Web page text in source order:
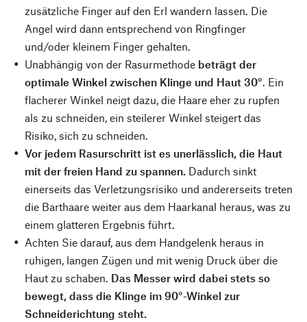
zusätzliche Finger auf den Erl wandern lassen. Die
Angel wird dann entsprechend von Ringfinger
und/oder kleinem Finger gehalten.
Unabhängig von der Rasurmethode beträgt der
optimale Winkel zwischen Klinge und Haut 30° . Ein
flacherer Winkel neigt dazu, die Haare eher zu rupfen
als zu schneiden, ein steilerer Winkel steigert das
Risiko, sich zu schneiden.
Vor jedem Rasurschritt ist es unerlässlich, die Haut
mit der freien Hand zu spannen. Dadurch sinkt
einerseits das Verletzungsrisiko und andererseits treten
die Barthaare weiter aus dem Haarkanal heraus, was zu
einem glatteren Ergebnis führt.
Achten Sie darauf, aus dem Handgelenk heraus in
ruhigen, langen Zügen und mit wenig Druck über die
Haut zu schaben. Das Messer wird dabei stets so
bewegt, dass die Klinge im 90°-Winkel zur
Schneiderichtung steht.